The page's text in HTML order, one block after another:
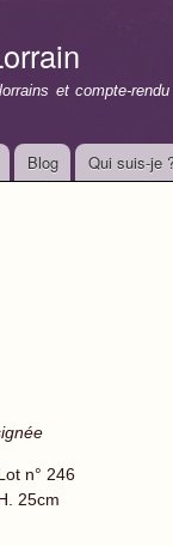
et compte-
Blog Qui suis-je
n° 246
25cm